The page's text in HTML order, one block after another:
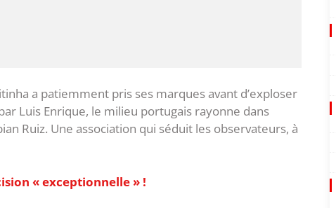
a patiemment pris ses marques avant d’exploser
Luis Enrique, le milieu portugais rayonne dans
Ruiz. Une association qui séduit les observateurs, à
« exceptionnelle » !